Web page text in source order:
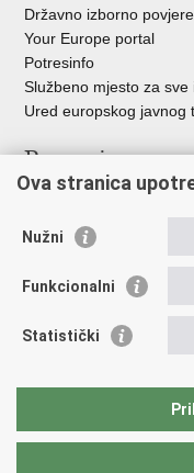
Državno izborno
Your Europe portal
Potresinfo
Službeno mjesto za
Ured europskog javnog
Poveznice
Državno odvjetništvo
Ured za suzbijanje
Državnoodvjetničko
Hrvatska odvjetnička
Europski pravosudni
Ova stranica
Nužni
Funkcionalni
Statistički